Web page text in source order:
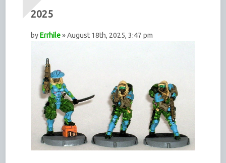
2025
byErrhile» August 18th, 2025, 3:47 pm